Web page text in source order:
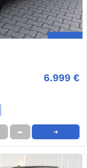
6.999 €
➦ ➜